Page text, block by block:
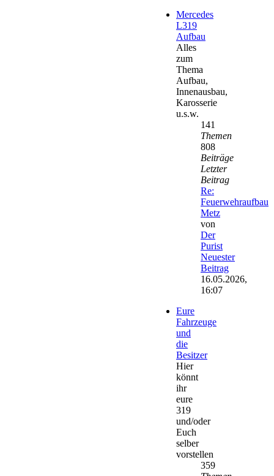
Mercedes
L319
Aufbau
Alles
zum
Thema
Aufbau,
Innenausbau,
Karosserie
u.s.w.
141
Themen
808
Beiträge
Letzter
Beitrag
Re:
Feuerwehraufbau
Metz
von
Der
Purist
Neuester
Beitrag
16.05.2026,
16:07
Eure
Fahrzeuge
und
die
Besitzer
Hier
könnt
ihr
eure
319
und/oder
Euch
selber
vorstellen
359